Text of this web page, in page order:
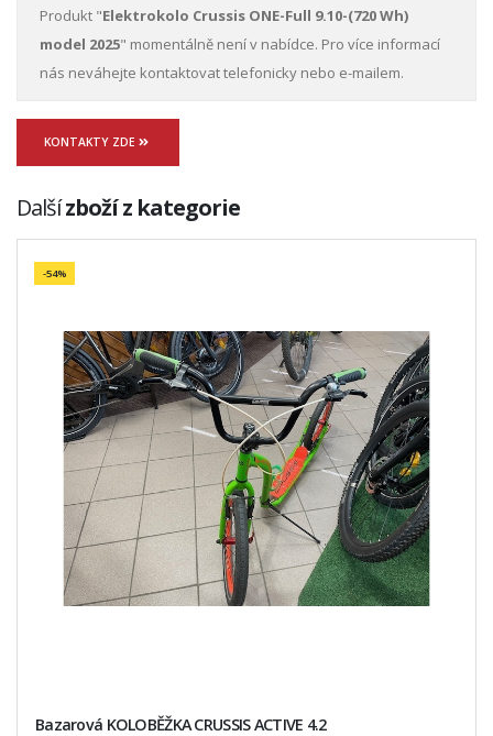
Produkt "Elektrokolo Crussis ONE-Full 9.10-(720 Wh)
model 2025" momentálně není v nabídce. Pro více informací
nás neváhejte kontaktovat telefonicky nebo e-mailem.
KONTAKTY ZDE
Dalšízboží z kategorie
-54%
Bazarová KOLOBĚŽKA CRUSSIS ACTIVE 4.2